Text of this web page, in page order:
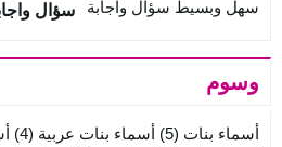
سؤال
وسوم
أسماء بنات (5) أسماء بنات عربية (4)